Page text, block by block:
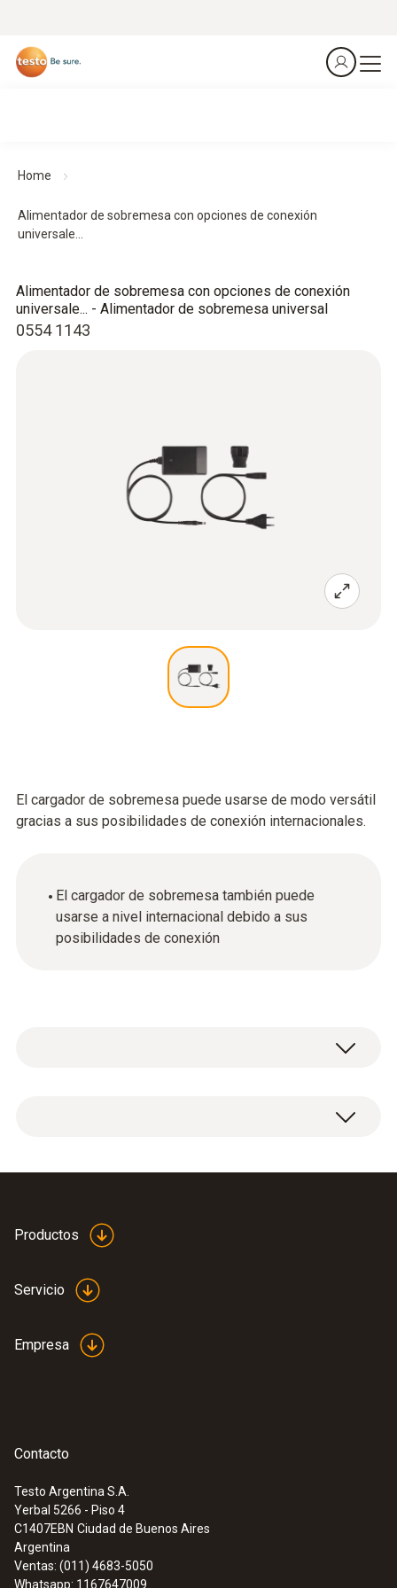
Home
Alimentador de sobremesa con opciones de conexión
universale...
0554 1143
Alimentador de sobremesa con opciones de conexión
universale... - Alimentador de sobremesa universal
El cargador de sobremesa puede usarse de modo versátil
gracias a sus posibilidades de conexión internacionales.
El cargador de sobremesa también puede
usarse a nivel internacional debido a sus
posibilidades de conexión
440 g
1 cargador de sobremesa con posibilidades
Productos
Servicio
Empresa
Contacto
Testo Argentina S.A.
Yerbal 5266 - Piso 4
C1407EBN Ciudad de Buenos Aires
Argentina
Ventas: (011) 4683-5050
Whatsapp: 1167647009